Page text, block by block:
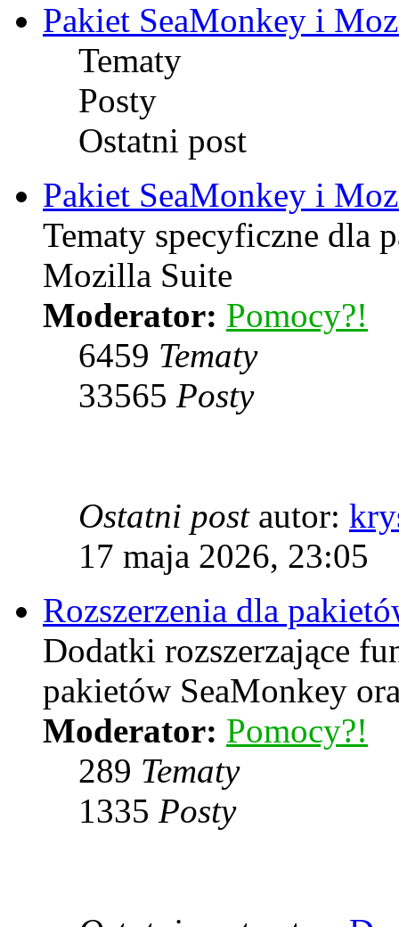
Pakiet SeaMonkey i
Tematy
Posty
Ostatni post
Pakiet SeaMonkey i
Tematy specyficzne dla
Mozilla Suite
Moderator: Pomocy?!
6459 Tematy
33565 Posty
Ostatni postautor:
17 maja 2026, 23:05
Rozszerzenia dla
Dodatki rozszerzające
pakietów SeaMonkey
Moderator: Pomocy?!
289 Tematy
1335 Posty